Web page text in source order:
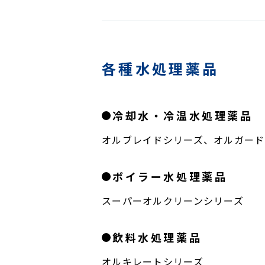
各種水処理薬品
冷却水・冷温水処理薬品
オルブレイドシリーズ、オルガー
ボイラー水処理薬品
スーパーオルクリーンシリーズ
飲料水処理薬品
オルキレートシリーズ